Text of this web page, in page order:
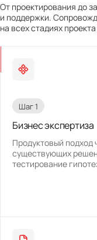
От проектирования до
и поддержки.
на всех стадиях проекта
Шаг 1
Бизнес экспертиза
Продуктовый подход
существующих
тестирование